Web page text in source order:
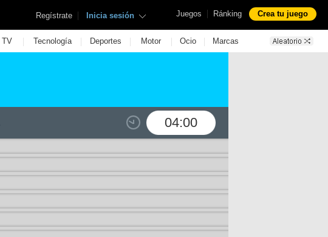
Juegos | Ránking Crea tu juego
Regístrate | Inicia sesión
TV | Tecnología | Deportes | Motor | Ocio | Marcas
04:00